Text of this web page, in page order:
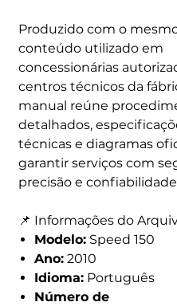
Produzido com o
conteúdo utilizado em
concessionárias
centros técnicos da
manual reúne
detalhados,
técnicas e diagramas
garantir serviços com
precisão e
📌 Informações do
Modelo: Speed 150
Ano: 2010
Idioma: Português
Número de